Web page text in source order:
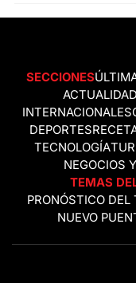
SECCIONES
ACTUALIDAD
INTERNACIONALES
DEPORTES
TECNOLOGÍA
NEGOCIOS
TEMAS
PRONÓSTICO DEL
NUEVO